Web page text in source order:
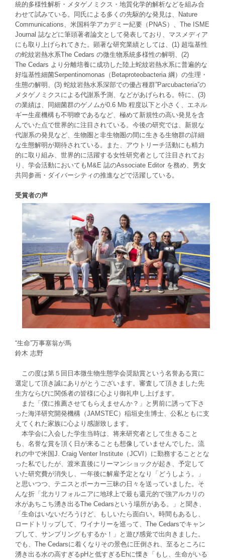
統的多様性解析・メタゲノミクス・地質化学的解析などを組み合
わせて試みている。同氏による多くの先駆的な発見は、Nature
Communications、米国科学アカデミー紀要（PNAS）、The ISME
Journal 誌などに筆頭著者論文として発表しており、マスメディア
にも取り上げられてきた。顕著な研究業績としては、(1) 超塩基性
の蛇紋岩熱水系The Cedars の微生物系統多様性の解明、(2)
The Cedars より分離培養に成功した陸上蛇紋岩熱水系に普遍的な
好塩基性細菌Serpentinomonas（Betaproteobacteria 綱）の生理・
生態の解明、(3) 蛇紋岩熱水系深部での優占種群”Parcubacteria”の
メタゲノミクスによる代謝系予測、などがあげられる。特に、(3)
の業績は、同細菌群のゲノムが0.6 Mb 程度以下と小さく、エネル
ギー生産機構も不明瞭であるなど、極めて新規性の高い発見を含
んでいた点で世界的に注目されている。今後の研究では、新規な
代謝系の発見など、生物圏と非生物圏の間に生きる生物群の詳細
な生態解明が期待されている。また、アウトリーチ活動にも精力
的に取り組み、世界的に活躍する女性研究者として注目されてお
り、学会活動においてもM&E 誌のAssociate Editor を務め、男女
共同参画・ダイバーシティの推進などで活躍している。
受賞者の声
“生命”万事塞翁が馬
鈴木 志野
この度は第５回日本微生物生態学会奨励賞という名誉ある賞に
選定して頂き誠にありがとうございます。審査して頂きました先
生方ならびに関係者の皆様に心より御礼申し上げます。
また「僕に推薦させてもらえませんか？」と男前に誘って下さ
った海洋研究開発機構（JAMSTEC）稲垣史生博士、公私ともに支
えてくれた家族に心より感謝致します。
本学会に入会した学生当時は、将来研究者として生きること
も、名誉な賞を頂く日が来ることも想像していませんでした。流
れの中で米国J. Craig Venter Institute（JCVI）に勤務することとな
った私でしたが、渡米直後にリーマンショックが起き、予定して
いた研究費が消失し、一年後に解雇予定となり「どうしよう。」
と思いつつ、テニスとポーカー三昧の日々を送っていました。そ
んな折「北カリフォルニアに地球上で最も還元的で強アルカリの
水があちこち湧き出るThe Cedarsという場所がある。」と聞き、
「生命はいないだろうけど、もしいたら面白い。時間もあるし、
ロードトリップして、ワイナリーを巡って、The Cedarsでキャン
プして、サンプリングもするか！」と遊び感覚で出向きました。
でも、The Cedarsに着くなりその景色に圧倒され、至るところに
湧き出る水の高すぎるpHと低すぎるEhに慄き「もし、生命がいる